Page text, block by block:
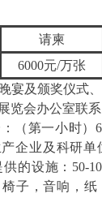
请柬
6000元/万张
宴及颁奖仪式
览会办公室联系
（第一小时）
企业及科研
的设施：50-
子，音响，纸